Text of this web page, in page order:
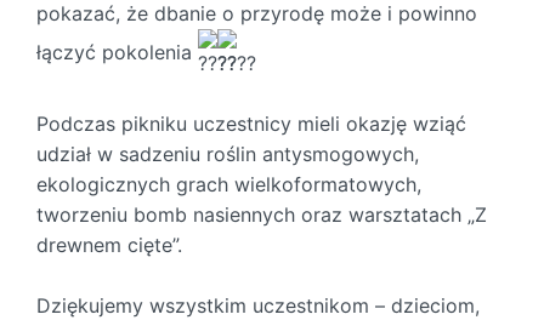
pokazać, że dbanie o przyrodę może i powinno
łączyć pokolenia
Podczas pikniku uczestnicy mieli okazję wziąć
udział w sadzeniu roślin antysmogowych,
ekologicznych grach wielkoformatowych,
tworzeniu bomb nasiennych oraz warsztatach „Z
drewnem cięte”.
Dziękujemy wszystkim uczestnikom – dzieciom,